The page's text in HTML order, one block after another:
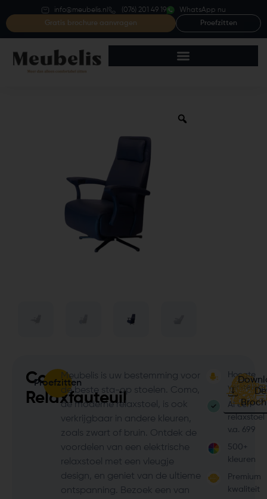
info@meubelis.nl (076) 201 49 19
WhatsApp nu
Gratis brochure aanvragen
Proefzitten
Como
Relaxfauteuil
Proefzitten
Meubelis is uw bestemming voor
de beste sta-op stoelen. Como,
de moderne relaxstoel, is ook
verkrijgbaar in andere kleuren,
zoals zwart of bruin. Ontdek de
voordelen van een elektrische
relaxstoel met een vleugje
design, en geniet van de ultieme
ontspanning. Bezoek een van
Hoogte
Al een
relaxstoel
v.a. 699
500+
kleuren
Premium
kwaliteit
De